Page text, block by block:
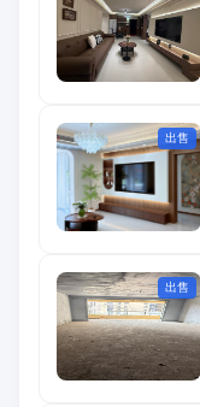
出售
出售